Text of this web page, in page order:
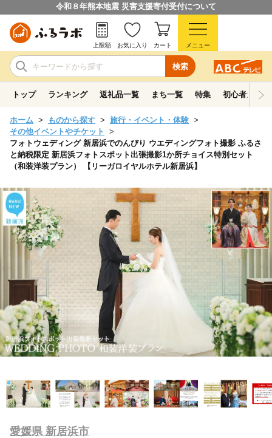
令和８年熊本地震 災害支援寄付受付について
検索
上限額 お気に入り カート メニュー
トップ ランキング 返礼品一覧 まち一覧 特集 初心者ガイド
ホーム ものから探す
旅行・イベント・体験
その他イベントやチケット
フォトウェディング 新居浜でのんびり ウエディングフォト撮影 ふるさ
と納税限定 新居浜フォトスポット出張撮影1か所チョイス特別セット
（和装洋装プラン） 【リーガロイヤルホテル新居浜】
愛媛県 新居浜市